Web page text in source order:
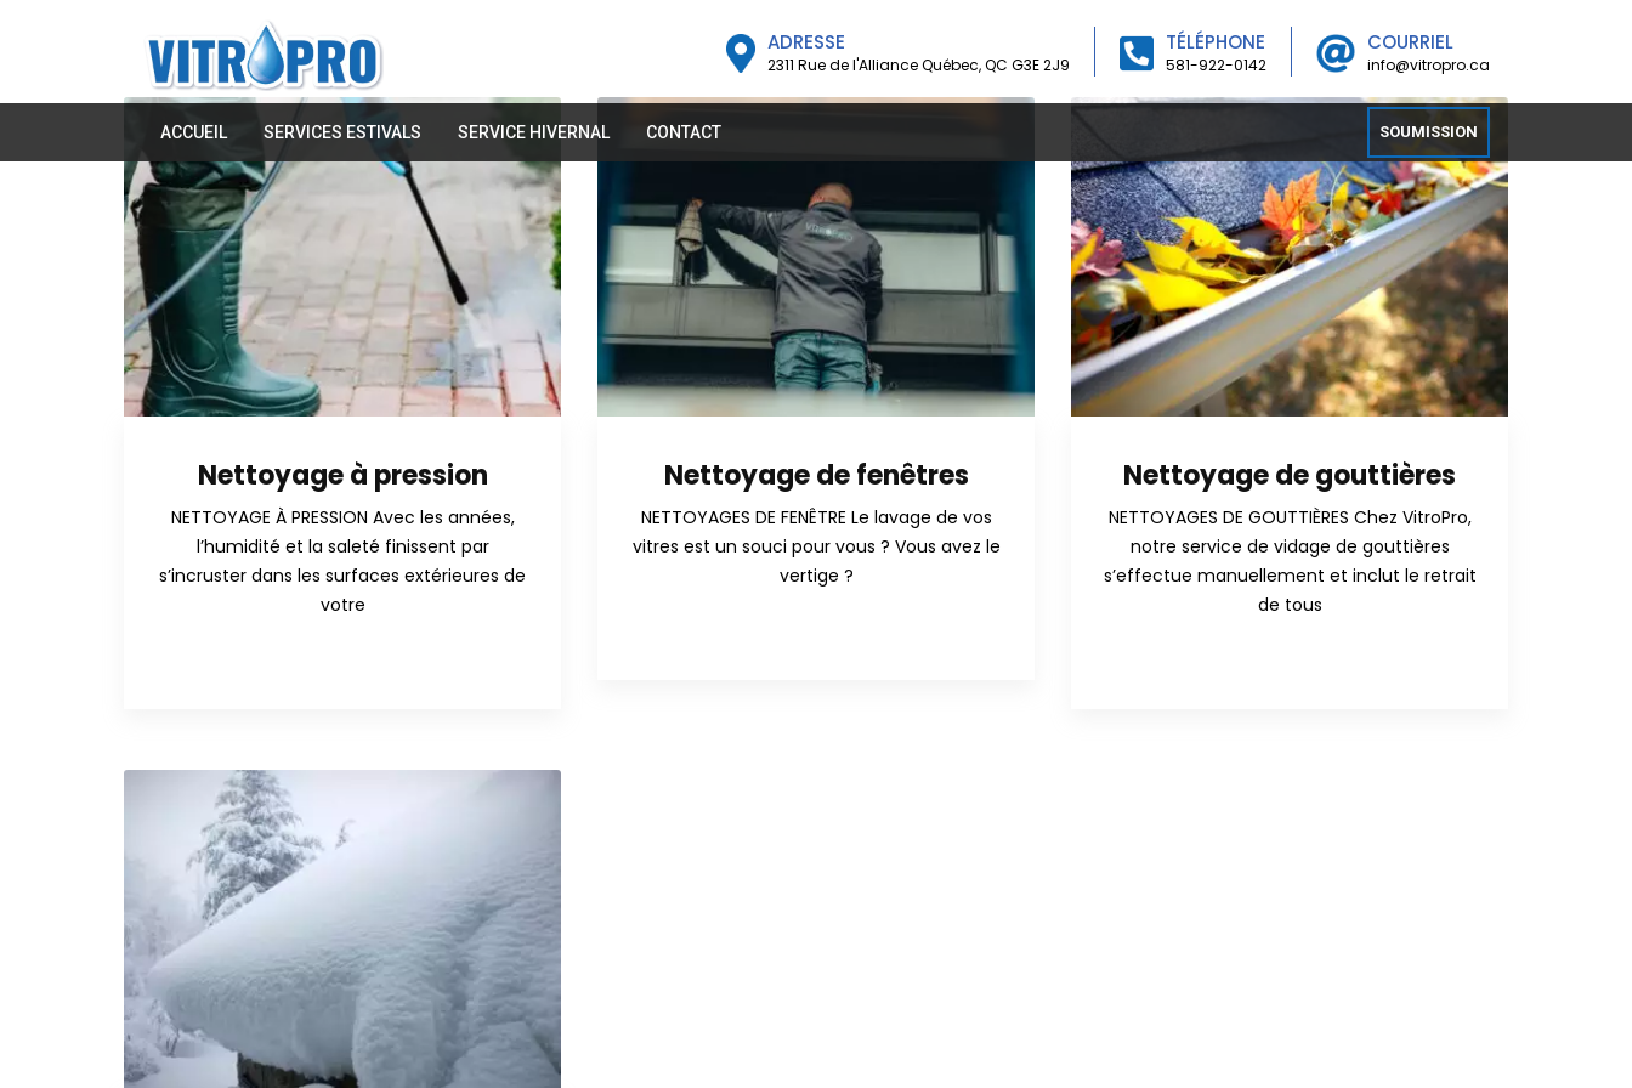
ADRESSE
2311 Rue de l'Alliance Québec, QC G3E 2J9
TÉLÉPHONE
581-922-0142
COURRIEL
info@vitropro.ca
ACCUEIL SERVICES ESTIVALS SERVICE HIVERNAL CONTACT SOUMISSION
Nettoyage à pression
NETTOYAGE À PRESSION Avec les années,
l’humidité et la saleté finissent par
s’incruster dans les surfaces extérieures de
votre
Nettoyage de fenêtres
NETTOYAGES DE FENÊTRE Le lavage de vos
vitres est un souci pour vous ? Vous avez le
vertige ?
Nettoyage de gouttières
NETTOYAGES DE GOUTTIÈRES Chez VitroPro,
notre service de vidage de gouttières
s’effectue manuellement et inclut le retrait
de tous